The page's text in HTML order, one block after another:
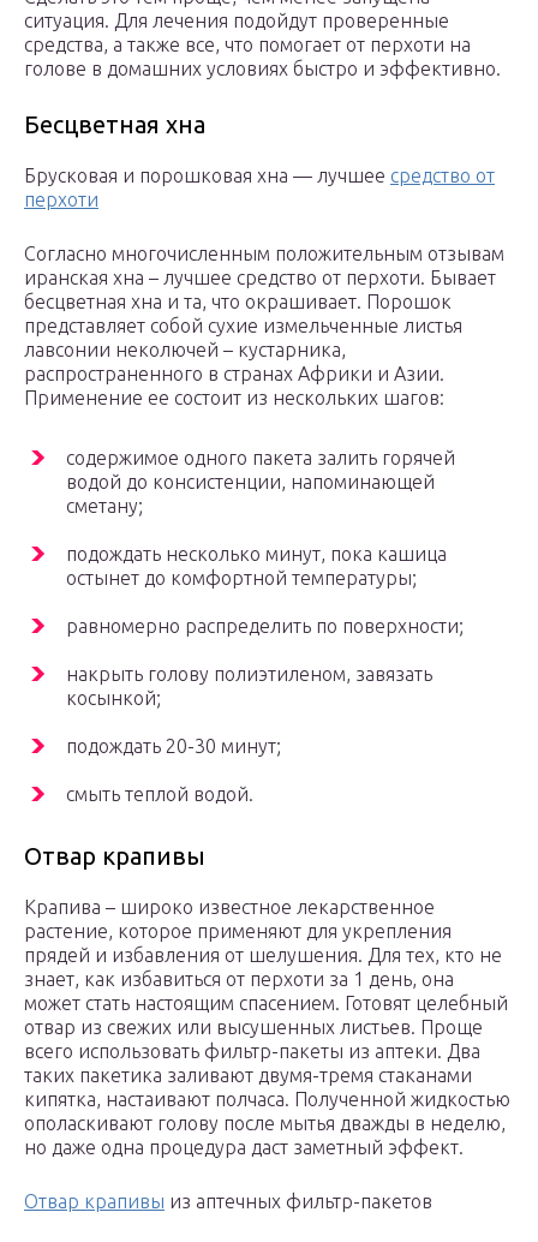
ситуация. Для лечения подойдут проверенные
средства, а также все, что помогает от перхоти на
голове в домашних условиях быстро и эффективно.
Бесцветная хна
Брусковая и порошковая хна — лучшее средство от
перхоти
Согласно многочисленным положительным отзывам
иранская хна – лучшее средство от перхоти. Бывает
бесцветная хна и та, что окрашивает. Порошок
представляет собой сухие измельченные листья
лавсонии неколючей – кустарника,
распространенного в странах Африки и Азии.
Применение ее состоит из нескольких шагов:
содержимое одного пакета залить горячей
водой до консистенции, напоминающей
сметану;
подождать несколько минут, пока кашица
остынет до комфортной температуры;
равномерно распределить по поверхности;
накрыть голову полиэтиленом, завязать
косынкой;
подождать 20-30 минут;
смыть теплой водой.
Отвар крапивы
Крапива – широко известное лекарственное
растение, которое применяют для укрепления
прядей и избавления от шелушения. Для тех, кто не
знает, как избавиться от перхоти за 1 день, она
может стать настоящим спасением. Готовят целебный
отвар из свежих или высушенных листьев. Проще
всего использовать фильтр-пакеты из аптеки. Два
таких пакетика заливают двумя-тремя стаканами
кипятка, настаивают полчаса. Полученной жидкостью
ополаскивают голову после мытья дважды в неделю,
но даже одна процедура даст заметный эффект.
Отвар крапивы из аптечных фильтр-пакетов